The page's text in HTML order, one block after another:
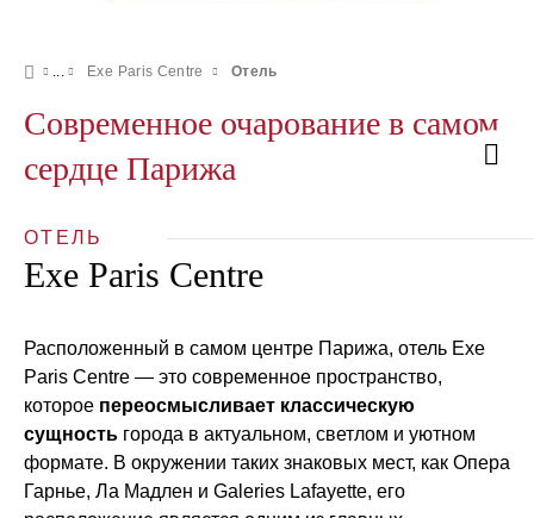
Exe Paris Centre Отель
Современное очарование в самом
сердце Парижа
ОТЕЛЬ
Exe Paris Centre
Расположенный в самом центре Парижа, отель Exe
Paris Centre — это современное пространство,
которое переосмысливает классическую
сущность города в актуальном, светлом и уютном
формате. В окружении таких знаковых мест, как Опера
Гарнье, Ла Мадлен и Galeries Lafayette, его